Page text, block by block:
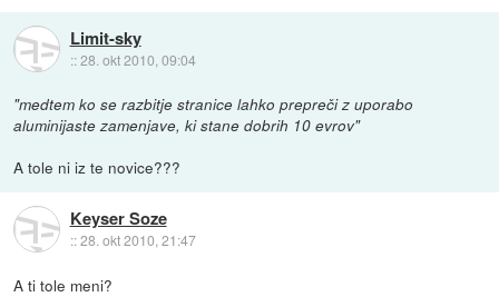
Limit-sky
::28. okt 2010, 09:04
"medtem ko se razbitje stranice lahko prepreči z uporabo
aluminijaste zamenjave, ki stane dobrih 10 evrov"
A tole ni iz te novice???
Keyser Soze
::28. okt 2010, 21:47
A ti tole meni?